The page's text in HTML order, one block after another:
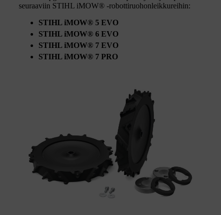
seuraaviin STIHL iMOW® -robottiruohonleikkureihin:
STIHL iMOW® 5 EVO
STIHL iMOW® 6 EVO
STIHL iMOW® 7 EVO
STIHL iMOW® 7 PRO